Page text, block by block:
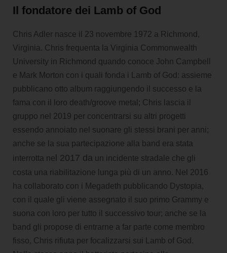
Il fondatore dei Lamb of God
Chris Adler nasce il 23 novembre 1972 a Richmond,
Virginia. Chris frequenta la Virginia Commonwealth
University in Richmond quando conoce John Campbell
e Mark Morton con i quali fonda i Lamb of God: assieme
pubblicano otto album raggiungendo il successo e la
fama con il loro death/groove metal; Chris lascia il
gruppo nel 2019 per concentrarsi su altri progetti
essendo annoiato nel suonare gli stessi brani per anni;
anche se la sua partecipazione alla band era stata
interrotta ne
l 2017 da un incidente stradale che gli
costa una riabilitazione lunga più di un anno. Nel 2016
ha collaborato con i Megadeth pubblicando Dystopia,
con il quale gli viene assegnato il suo primo Grammy e
suona con loro per tutto il successivo tour; anche se la
band gli propose di entrarne a far parte come membro
fisso, Chris rifiuta per focalizzarsi sui Lamb of God.